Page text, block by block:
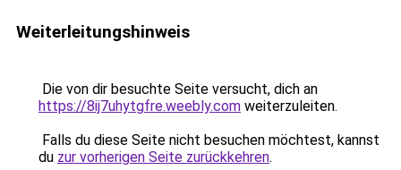
Weiterleitungshinweis
Die von dir besuchte Seite versucht, dich an
https://8ij7uhytgfre.weebly.com weiterzuleiten.
Falls du diese Seite nicht besuchen möchtest, kannst
du zur vorherigen Seite zurückkehren.